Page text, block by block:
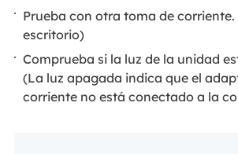
Prueba con otra toma de
escritorio)
Comprueba si la luz de la unidad
(La luz apagada indica que el
corriente no está conectado a la